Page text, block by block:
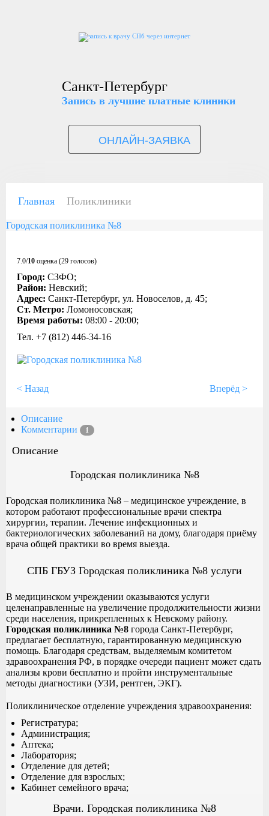
Санкт-Петербург
Запись в лучшие платные клиники
ОНЛАЙН-ЗАЯВКА
Главная Поликлиники
Городская поликлиника №8
7.0/10 оценка (29 голосов)
Город: СЗФО;
Район: Невский;
Адрес: Санкт-Петербург, ул. Новоселов, д. 45;
Ст. Метро: Ломоносовская;
Время работы: 08:00 - 20:00;
Тел. +7 (812) 446-34-16
< Назад Вперёд >
Описание
Комментарии
1
Описание
Городская поликлиника №8
Городская поликлиника №8 – медицинское учреждение, в
котором работают профессиональные врачи спектра
хирургии, терапии. Лечение инфекционных и
бактериологических заболеваний на дому, благодаря приёму
врача общей практики во время выезда.
СПБ ГБУЗ Городская поликлиника №8 услуги
В медицинском учреждении оказываются услуги
целенаправленные на увеличение продолжительности жизни
среди населения, прикрепленных к Невскому району.
Городская поликлиника №8 города Санкт-Петербург,
предлагает бесплатную, гарантированную медицинскую
помощь. Благодаря средствам, выделяемым комитетом
здравоохранения РФ, в порядке очереди пациент может сдать
анализы крови бесплатно и пройти инструментальные
методы диагностики (УЗИ, рентген, ЭКГ).
Поликлиническое отделение учреждения здравоохранения:
Регистратура;
Администрация;
Аптека;
Лаборатория;
Отделение для детей;
Отделение для взрослых;
Кабинет семейного врача;
Врачи. Городская поликлиника №8